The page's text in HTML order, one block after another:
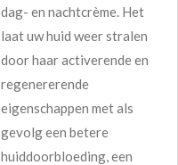
dag- en nachtcrème. Het
laat uw huid weer stralen
door haar activerende en
regenererende
eigenschappen met als
gevolg een betere
huiddoorbloeding, een